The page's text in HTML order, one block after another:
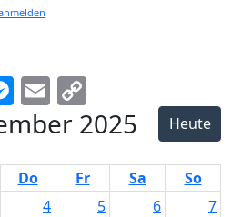
Messenger
Email
Link
2025 Heute
Do Fr Sa
So
4 5 6 7